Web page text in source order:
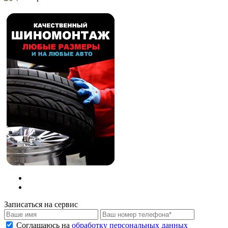
Записаться на сервис
Соглашаюсь на обработку персональных данных